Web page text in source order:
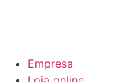
Empresa